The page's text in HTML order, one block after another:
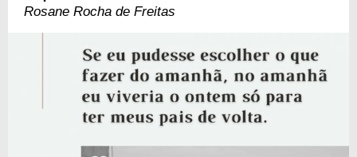
Rosane Rocha de Freitas